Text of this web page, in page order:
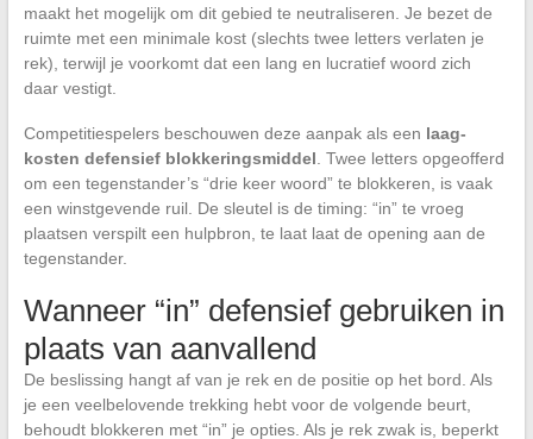
maakt het mogelijk om dit gebied te neutraliseren. Je bezet de
ruimte met een minimale kost (slechts twee letters verlaten je
rek), terwijl je voorkomt dat een lang en lucratief woord zich
daar vestigt.
Competitiespelers beschouwen deze aanpak als een laag-
kosten defensief blokkeringsmiddel. Twee letters opgeofferd
om een tegenstander’s “drie keer woord” te blokkeren, is vaak
een winstgevende ruil. De sleutel is de timing: “in” te vroeg
plaatsen verspilt een hulpbron, te laat laat de opening aan de
tegenstander.
Wanneer “in” defensief gebruiken in
plaats van aanvallend
De beslissing hangt af van je rek en de positie op het bord. Als
je een veelbelovende trekking hebt voor de volgende beurt,
behoudt blokkeren met “in” je opties. Als je rek zwak is, beperkt